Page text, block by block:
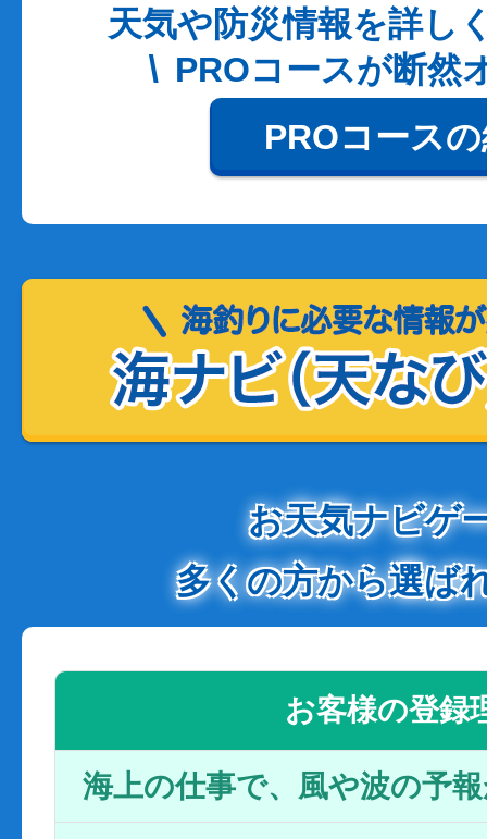
天気や防災情報を詳し
PROコースが断然
PROコース
お天気ナビゲ
多くの方から選ば
お客様の登録
海上の仕事で、風や波の予